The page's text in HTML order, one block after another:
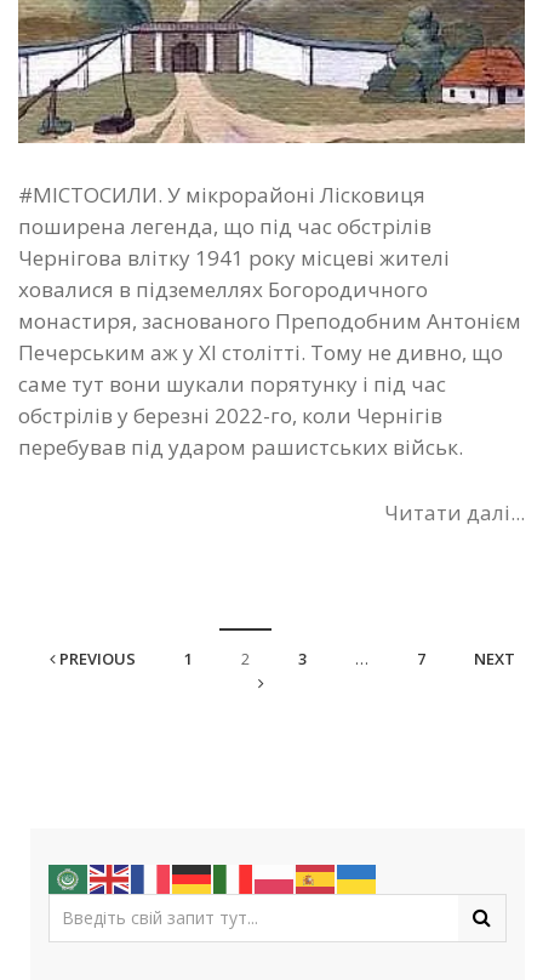
#МІСТОСИЛИ. У мікрорайоні Лісковиця
поширена легенда, що під час обстрілів
Чернігова влітку 1941 року місцеві жителі
ховалися в підземеллях Богородичного
монастиря, заснованого Преподобним Антонієм
Печерським аж у ХІ столітті. Тому не дивно, що
саме тут вони шукали порятунку і під час
обстрілів у березні 2022-го, коли Чернігів
перебував під ударом рашистських військ.
Читати далі...
PREVIOUS 1 2 3 … 7 NEXT